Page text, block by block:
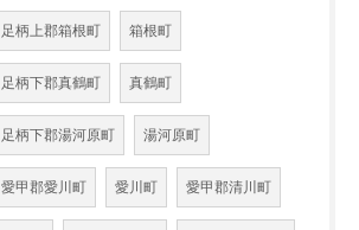
足柄上郡箱根町 箱根町
足柄下郡真鶴町 真鶴町
足柄下郡湯河原町 湯河原町
愛甲郡愛川町 愛川町 愛甲郡清川町